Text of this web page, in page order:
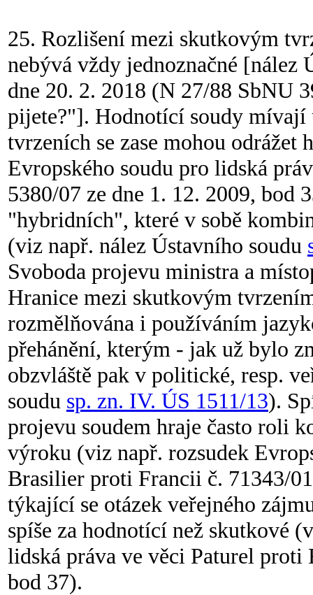
25. Rozlišení mezi skutkovým
nebývá vždy jednoznačné [nález
dne 20. 2. 2018 (N 27/88 SbNU
pijete?"]. Hodnotící soudy
tvrzeních se zase mohou
Evropského soudu pro lidská
5380/07 ze dne 1. 12. 2009,
"hybridních", které v sobě
(viz např. nález Ústavního soudu
Svoboda projevu ministra a
Hranice mezi skutkovým
rozmělňována i používáním
přehánění, kterým - jak už bylo
obzvláště pak v politické, resp.
soudu sp. zn. IV. ÚS 1511/13).
projevu soudem hraje často roli
výroku (viz např. rozsudek
Brasilier proti Francii č. 71343/
týkající se otázek veřejného
spíše za hodnotící než skutkové
lidská práva ve věci Paturel proti
bod 37).